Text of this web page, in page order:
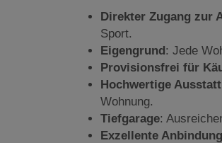
Direkter Zugang zur
Sport.
Eigengrund: Jede
Provisionsfrei für
Hochwertige
Wohnung.
Tiefgarage:
Exzellente